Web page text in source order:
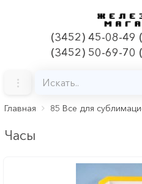
(3452) 45-08-49
(3452) 50-69-70
Главная 85 Все для
Часы